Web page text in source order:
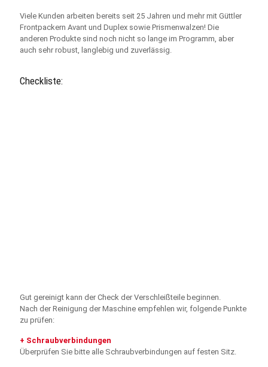
Viele Kunden arbeiten bereits seit 25 Jahren und mehr mit Güttler
Frontpackern Avant und Duplex sowie Prismenwalzen! Die
anderen Produkte sind noch nicht so lange im Programm, aber
auch sehr robust, langlebig und zuverlässig.
Checkliste:
Gut gereinigt kann der Check der Verschleißteile beginnen.
Nach der Reinigung der Maschine empfehlen wir, folgende Punkte
zu prüfen:
+ Schraubverbindungen
Überprüfen Sie bitte alle Schraubverbindungen auf festen Sitz.